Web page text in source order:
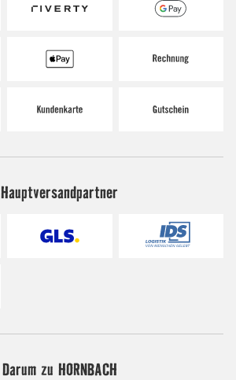
Hauptversandpartner
Darum zu HORNBACH